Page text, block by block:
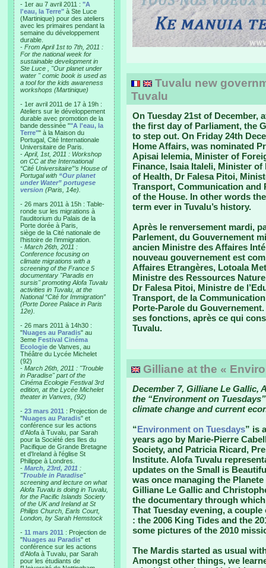
- 1er au 7 avril 2011 : "A
l'eau, la Terre" à Ste Luce
(Martinique) pour des ateliers
avec les primaires pendant la
semaine du développement
durable.
- From April 1st to 7th, 2011 :
For the national week for
sustainable development in
Ste Luce , "Our planet under
water " comic book is used as
a tool for the kids awareness
workshops (Martinique)
- 1er avril 2011 de 17 à 19h :
Ateliers sur le développement
durable avec promotion de la
bande dessinée ""A l'eau, la
Terre"" à la Maison du
Portugal, Cité Internationale
Universitaire de Paris.
- April, 1st, 2011 : Workshop
on CC at the International
“Cité Universitaire”’s House of
Portugal with “Our planet
under Water” portugese
version (Paris, 14e).
- 26 mars 2011 à 15h : Table-
ronde sur les migrations à
l’auditorium du Palais de la
Porte dorée à Paris,
siège de la Cité nationale de
l’histoire de l’immigration.
- March 26th, 2011 :
Conference focusing on
climate migrations with a
screening of the France 5
documentary "Paradis en
sursis" promoting Alofa Tuvalu
activities in Tuvalu, at the
National “Cité for Immigration”
(Porte Doree Palace in Paris
12e).
- 26 mars 2011 à 14h30 :
"Nuages au Paradis" au
3eme Festival Cinéma
Ecologie de Vanves, au
Théâtre du Lycée Michelet
(92)
- March 26th, 2011 : "Trouble
in Paradise" part of the
Cinéma Ecologie Festival 3rd
edition, at the Lycée Michelet
theater in Vanves, (92)
- 23 mars 2011 : Projection de
"Nuages au Paradis" et
conférence sur les actions
d'Alofa à Tuvalu, par Sarah
pour la Société des Iles du
Pacifique de Grande Bretagne
et d'Ireland à l'église St
Philippe à Londres.
- March, 23rd, 2011 :
"Trouble in Paradise"
screening and lecture on what
Alofa Tuvalu is doing in Tuvalu,
for the Pacific Islands Society
of the UK and Ireland at St
Philips Church, Earls Court,
London, by Sarah Hemstock
- 11 mars 2011 : Projection de
"Nuages au Paradis" et
conférence sur les actions
d'Alofa à Tuvalu, par Sarah
pour les étudiants de
Tuvalu new
Tuvalu
On Tuesday 21st of December,
the first day of Parliament, the
to step out. On Friday 24th
Home Affairs, was nominated
Apisai Ielemia, Minister of
Finance, Isaia Italeli, Minister
of Health, Dr Falesa Pitoi,
Transport, Communication and
of the House. In other words
term ever in Tuvalu’s history.
Après le renversement mardi,
Parlement, du Gouvernement
ancien Ministre des Affaires
nouveau gouvernement est
Affaires Etrangères, Lotoala
Ministre des Ressources
Dr Falesa Pitoi, Ministre de
Transport, de la
Porte-Parole du
ses fonctions, après ce qui
Tuvalu.
Gilliane at the «
December 7, Gilliane Le Gallic,
the “Environment on
climate change and current
“Environment on Tuesdays” is
years ago by Marie-Pierre
Society, and Patricia Ricard,
Institute. Alofa Tuvalu
updates on the Small is
was once managing the
Gilliane Le Gallic and
the documentary through
That Tuesday evening, a
: the 2006 King Tides and the
some pictures of the 2010
The Mardis started as usual
Amongst other things, we